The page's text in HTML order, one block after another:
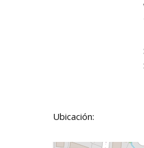
Ubicación: